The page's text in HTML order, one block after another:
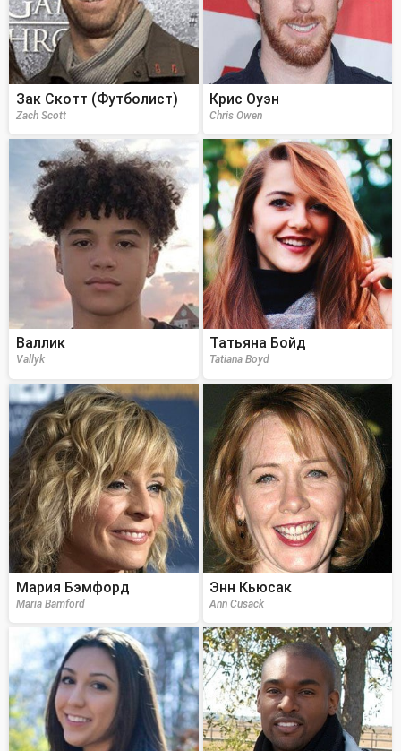
Зак Скотт (Футболист)
Zach Scott
Крис Оуэн
Chris Owen
Валлик
Vallyk
Татьяна Бойд
Tatiana Boyd
Мария Бэмфорд
Maria Bamford
Энн Кьюсак
Ann Cusack